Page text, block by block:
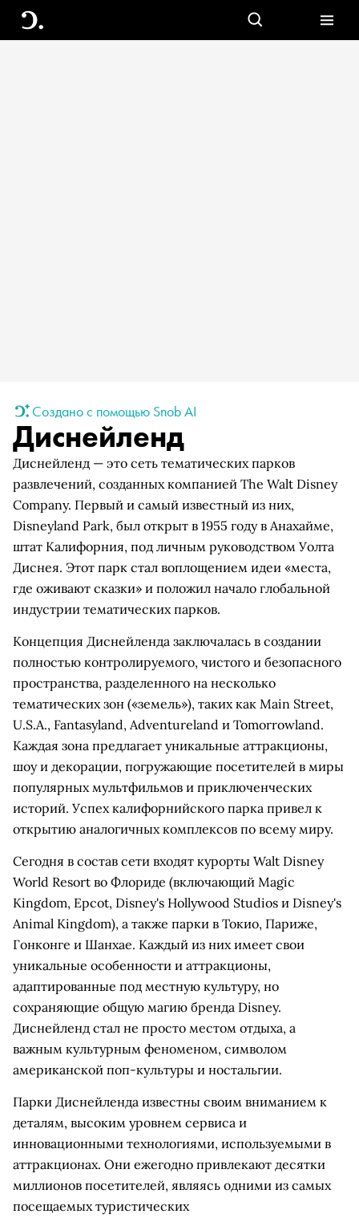
Создано с помощью Snob AI
Диснейленд
Диснейленд — это сеть тематических парков
развлечений, созданных компанией The Walt Disney
Company. Первый и самый известный из них,
Disneyland Park, был открыт в 1955 году в Анахайме,
штат Калифорния, под личным руководством Уолта
Диснея. Этот парк стал воплощением идеи «места,
где оживают сказки» и положил начало глобальной
индустрии тематических парков.
Концепция Диснейленда заключалась в создании
полностью контролируемого, чистого и безопасного
пространства, разделенного на несколько
тематических зон («земель»), таких как Main Street,
U.S.A., Fantasyland, Adventureland и Tomorrowland.
Каждая зона предлагает уникальные аттракционы,
шоу и декорации, погружающие посетителей в миры
популярных мультфильмов и приключенческих
историй. Успех калифорнийского парка привел к
открытию аналогичных комплексов по всему миру.
Сегодня в состав сети входят курорты Walt Disney
World Resort во Флориде (включающий Magic
Kingdom, Epcot, Disney's Hollywood Studios и Disney's
Animal Kingdom), а также парки в Токио, Париже,
Гонконге и Шанхае. Каждый из них имеет свои
уникальные особенности и аттракционы,
адаптированные под местную культуру, но
сохраняющие общую магию бренда Disney.
Диснейленд стал не просто местом отдыха, а
важным культурным феноменом, символом
американской поп-культуры и ностальгии.
Парки Диснейленда известны своим вниманием к
деталям, высоким уровнем сервиса и
инновационными технологиями, используемыми в
аттракционах. Они ежегодно привлекают десятки
миллионов посетителей, являясь одними из самых
посещаемых туристических